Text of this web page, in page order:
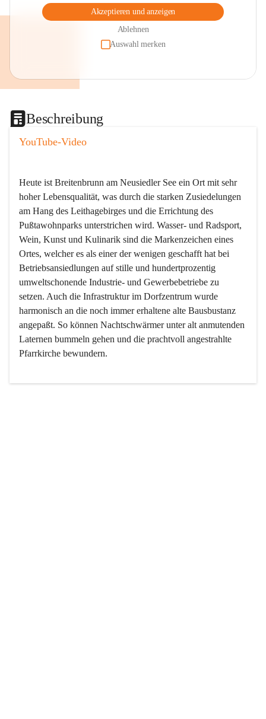
Akzeptieren und anzeigen
Ablehnen
Auswahl merken
Beschreibung
YouTube-Video
Heute ist Breitenbrunn am Neusiedler See ein Ort mit sehr
hoher Lebensqualität, was durch die starken Zusiedelungen
am Hang des Leithagebirges und die Errichtung des
Pußtawohnparks unterstrichen wird. Wasser- und Radsport,
Wein, Kunst und Kulinarik sind die Markenzeichen eines
Ortes, welcher es als einer der wenigen geschafft hat bei
Betriebsansiedlungen auf stille und hundertprozentig
umweltschonende Industrie- und Gewerbebetriebe zu
setzen. Auch die Infrastruktur im Dorfzentrum wurde
harmonisch an die noch immer erhaltene alte Bausbustanz
angepaßt. So können Nachtschwärmer unter alt anmutenden
Laternen bummeln gehen und die prachtvoll angestrahlte
Pfarrkirche bewundern.
Der Weinbau dominert heute nicht mehr, ist aber integrativer